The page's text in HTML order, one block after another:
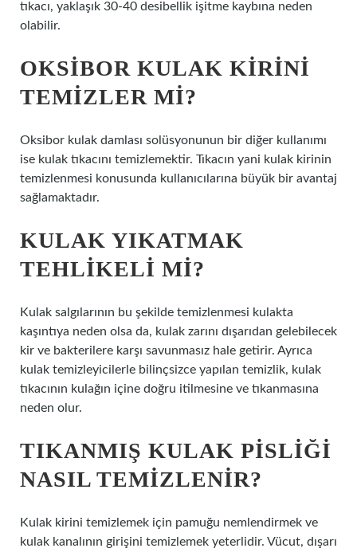
tıkacı, yaklaşık 30-40 desibellik işitme kaybına neden
olabilir.
OKSIBOR KULAK KIRINI
TEMIZLER MI?
Oksibor kulak damlası solüsyonunun bir diğer kullanımı
ise kulak tıkacını temizlemektir. Tıkacın yani kulak kirinin
temizlenmesi konusunda kullanıcılarına büyük bir avantaj
sağlamaktadır.
KULAK YIKATMAK
TEHLIKELI MI?
Kulak salgılarının bu şekilde temizlenmesi kulakta
kaşıntıya neden olsa da, kulak zarını dışarıdan gelebilecek
kir ve bakterilere karşı savunmasız hale getirir. Ayrıca
kulak temizleyicilerle bilinçsizce yapılan temizlik, kulak
tıkacının kulağın içine doğru itilmesine ve tıkanmasına
neden olur.
TIKANMIŞ KULAK PISLIĞI
NASIL TEMIZLENIR?
Kulak kirini temizlemek için pamuğu nemlendirmek ve
kulak kanalının girişini temizlemek yeterlidir. Vücut, dışarı